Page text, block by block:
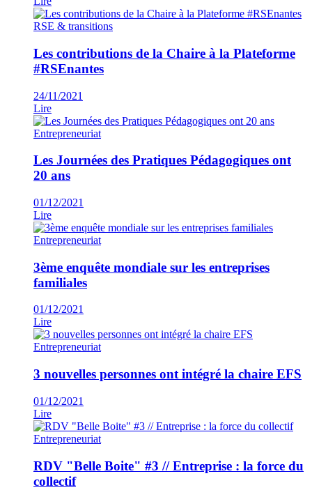
RSE & transitions
Les contributions de la Chaire à la Plateforme
#RSEnantes
24/11/2021
Lire
Entrepreneuriat
Les Journées des Pratiques Pédagogiques ont
20 ans
01/12/2021
Lire
Entrepreneuriat
3ème enquête mondiale sur les entreprises
familiales
01/12/2021
Lire
Entrepreneuriat
3 nouvelles personnes ont intégré la chaire EFS
01/12/2021
Lire
Entrepreneuriat
RDV "Belle Boite" #3 // Entreprise : la force du
collectif